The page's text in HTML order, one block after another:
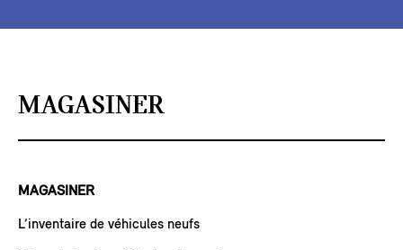
MAGASINER
MAGASINER
L’inventaire de véhicules neufs